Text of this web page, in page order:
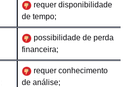
requer disponibilidade
de tempo;
possibilidade de perda
financeira;
requer conhecimento
de análise;